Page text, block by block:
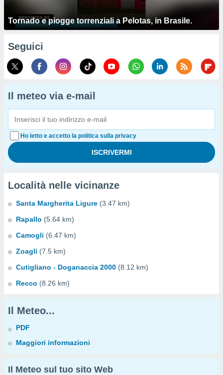
Tornado e piogge torrenziali a Pelotas, in Brasile.
Seguici
Il meteo via e-mail
Ho letto e accetto la politica sulla privacy
Località nelle vicinanze
Santa Margherita Ligure (3.47 km)
Rapallo (5.64 km)
Camogli (6.47 km)
Zoagli (7.5 km)
Cutigliano - Doganaccia 2000 (8.12 km)
Recco (8.26 km)
Il Meteo...
PDF
Maggiori informazioni
Il Meteo sul tuo sito Web